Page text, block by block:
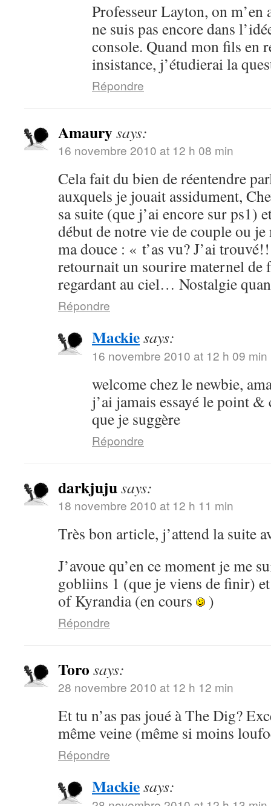
Professeur Layton, on m’en
ne suis pas encore dans
console. Quand mon fils en
insistance, j’étudierai la
Répondre
Amaurysays:
16 novembre 2010 at 12 h 08 min
Cela fait du bien de réentendre
auxquels je jouait assidument,
sa suite (que j’ai encore sur ps1)
début de notre vie de couple ou
ma douce : « t’as vu? J’ai
retournait un sourire maternel de
regardant au ciel… Nostalgie
Répondre
Mackiesays:
16 novembre 2010 at 12 h 09 min
welcome chez le newbie,
j’ai jamais essayé le point
que je suggère
Répondre
darkjujusays:
18 novembre 2010 at 12 h 11 min
Très bon article, j’attend la suite
J’avoue qu’en ce moment je me
gobliins 1 (que je viens de finir)
of Kyrandia (en cours
)
Répondre
Toro says:
28 novembre 2010 at 12 h 12 min
Et tu n’as pas joué à The Dig?
même veine (même si moins
Répondre
Mackiesays: